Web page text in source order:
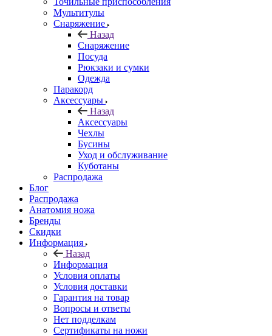
Мультитулы
Снаряжение
Назад
Снаряжение
Посуда
Рюкзаки и сумки
Одежда
Паракорд
Аксессуары
Назад
Аксессуары
Чехлы
Бусины
Уход и обслуживание
Куботаны
Распродажа
Блог
Распродажа
Анатомия ножа
Бренды
Скидки
Информация
Назад
Информация
Условия оплаты
Условия доставки
Гарантия на товар
Вопросы и ответы
Нет подделкам
Сертификаты на ножи